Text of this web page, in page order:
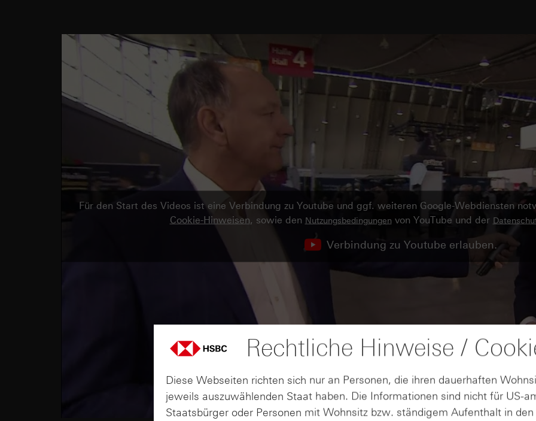
Für den Start des Videos ist eine Verbindung zu Youtube und ggf. weiteren Google-Webdiensten
Cookie-Hinweisen, sowie den Nutzungsbedingungen von YouTube und der
Verbindung zu Youtube erlauben.
Rechtliche Hinweise /
Diese Webseiten richten sich nur an Personen, die ihren dauerhaften
jeweils auszuwählenden Staat haben. Die Informationen sind nicht für US-
Staatsbürger oder Personen mit Wohnsitz bzw. ständigem Aufenthalt in